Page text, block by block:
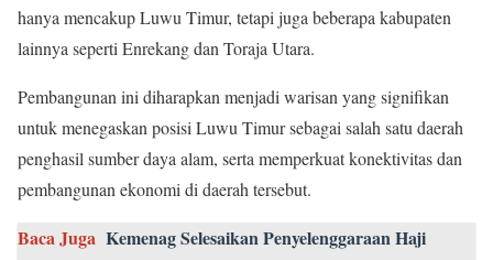
hanya mencakup Luwu Timur, tetapi juga beberapa kabupaten
lainnya seperti Enrekang dan Toraja Utara.
Pembangunan ini diharapkan menjadi warisan yang signifikan
untuk menegaskan posisi Luwu Timur sebagai salah satu daerah
penghasil sumber daya alam, serta memperkuat konektivitas dan
pembangunan ekonomi di daerah tersebut.
Baca Juga Kemenag Selesaikan Penyelenggaraan Haji